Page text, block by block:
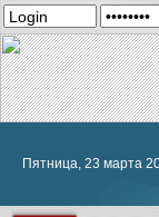
Пятница, 23 марта